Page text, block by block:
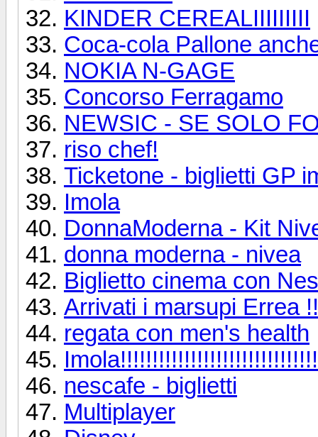
KINDER CEREALIIIIIIIII
Coca-cola Pallone
NOKIA N-GAGE
Concorso Ferragamo
NEWSIC - SE SOLO
riso chef!
Ticketone - biglietti GP
Imola
DonnaModerna - Kit
donna moderna - nivea
Biglietto cinema con
Arrivati i marsupi Errea
regata con men's health
nescafe - biglietti
Multiplayer